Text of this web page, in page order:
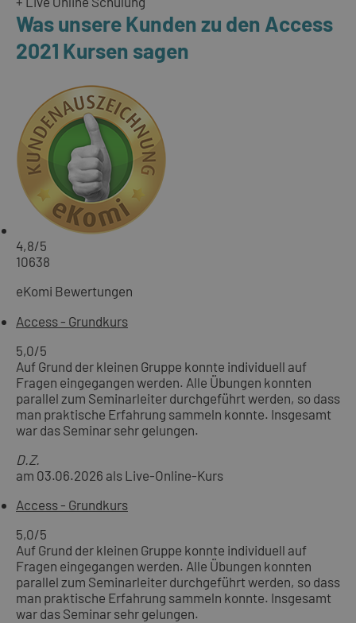
Was unsere Kunden zu den Access
2021 Kursen sagen
4,8/5
10638
eKomi Bewertungen
Access - Grundkurs
5,0/5
Auf Grund der kleinen Gruppe konnte individuell auf
Fragen eingegangen werden. Alle Übungen konnten
parallel zum Seminarleiter durchgeführt werden, so dass
man praktische Erfahrung sammeln konnte. Insgesamt
war das Seminar sehr gelungen.
D.Z.
am 03.06.2026 als Live-Online-Kurs
Access - Grundkurs
5,0/5
Auf Grund der kleinen Gruppe konnte individuell auf
Fragen eingegangen werden. Alle Übungen konnten
parallel zum Seminarleiter durchgeführt werden, so dass
man praktische Erfahrung sammeln konnte. Insgesamt
war das Seminar sehr gelungen.